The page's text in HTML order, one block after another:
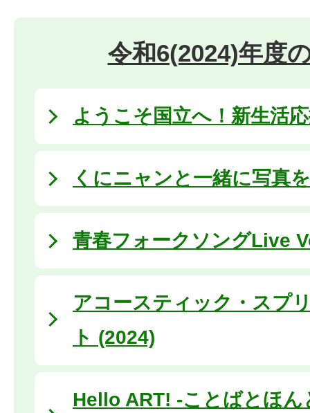
令和6(2024)年度
ようこそ国立へ！新生活
くにニャンと一緒に写真
⻘春フォークソングLive
アコースティック・スプ
ト (2024)
Hello ART! -ことばとほ